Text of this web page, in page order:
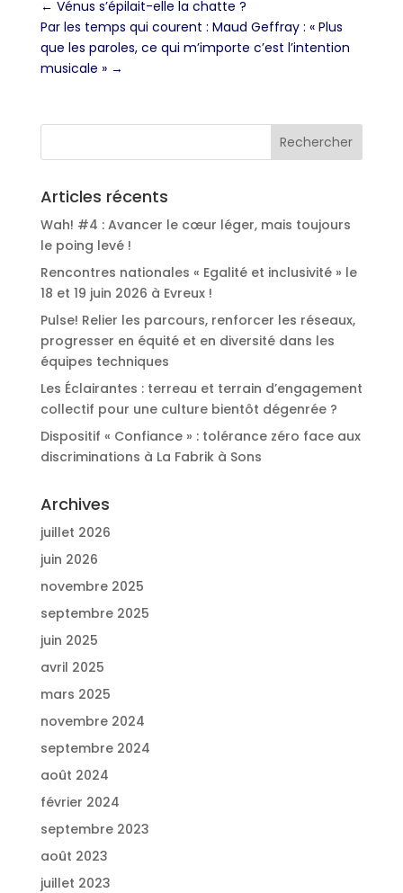
← Vénus s’épilait-elle la chatte ?
Par les temps qui courent : Maud Geffray : « Plus
que les paroles, ce qui m’importe c’est l’intention
musicale » →
Articles récents
Wah! #4 : Avancer le cœur léger, mais toujours
le poing levé !
Rencontres nationales « Egalité et inclusivité » le
18 et 19 juin 2026 à Evreux !
Pulse! Relier les parcours, renforcer les réseaux,
progresser en équité et en diversité dans les
équipes techniques
Les Éclairantes : terreau et terrain d’engagement
collectif pour une culture bientôt dégenrée ?
Dispositif « Confiance » : tolérance zéro face aux
discriminations à La Fabrik à Sons
Archives
juillet 2026
juin 2026
novembre 2025
septembre 2025
juin 2025
avril 2025
mars 2025
novembre 2024
septembre 2024
août 2024
février 2024
septembre 2023
août 2023
juillet 2023